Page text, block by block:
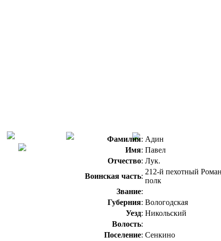
Фамилия: Адин
Имя: Павел
Отчество: Лук.
Воинская часть:
212-й пехотный
полк
Звание:
Губерния: Вологодская
Уезд: Никольский
Волость:
Поселение: Сенкино